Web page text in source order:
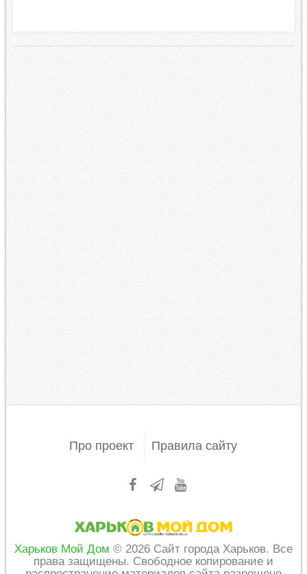
Про проект Правила сайту
Харьков Мой Дом © 2026 Сайт города Харьков. Все
права защищены. Свободное копирование и